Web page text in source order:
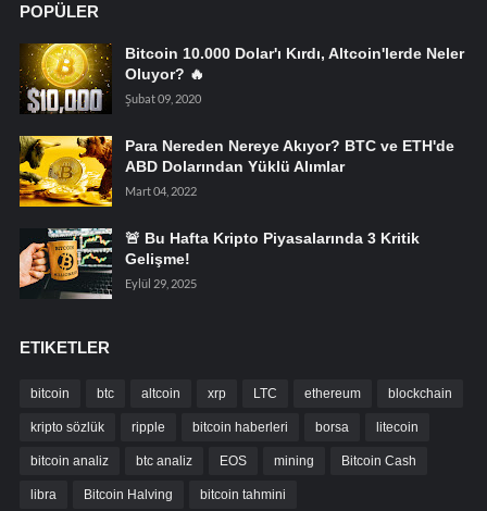
POPÜLER
Bitcoin 10.000 Dolar'ı Kırdı, Altcoin'lerde Neler
Oluyor? 🔥
Şubat 09, 2020
Para Nereden Nereye Akıyor? BTC ve ETH'de
ABD Dolarından Yüklü Alımlar
Mart 04, 2022
🚨 Bu Hafta Kripto Piyasalarında 3 Kritik
Gelişme!
Eylül 29, 2025
ETIKETLER
bitcoin btc altcoin xrp LTC ethereum blockchain
kripto sözlük ripple bitcoin haberleri borsa litecoin
bitcoin analiz btc analiz EOS mining Bitcoin Cash
libra Bitcoin Halving bitcoin tahmini